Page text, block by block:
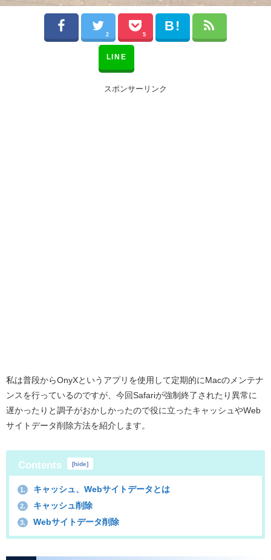
2 5
LINE
スポンサーリンク
私は普段からOnyXというアプリを使用して定期的にMacのメンテナ
ンスを行っているのですが、今回Safariが強制終了されたり異常に
遅かったりと調子がおかしかったので役に立ったキャッシュやWeb
サイトデータ削除方法を紹介します。
Contents [hide]
1. キャッシュ、Webサイトデータとは
2. キャッシュ削除
3. Webサイトデータ削除